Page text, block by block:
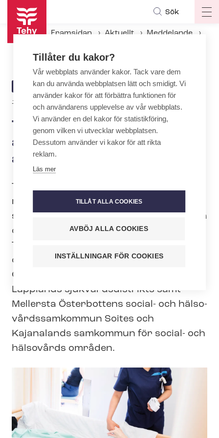
Hoppa
huvudinnehåll
Sök
Framsidan Aktuellt
Meddelande
ARTICLE
CATEGORY
MEDDELANDE
10.2.2020 | 10:00
Tehy och SuPer utlyser en
ansökningsblockad mot
andelslag i norra Finland
Tehy och SuPer har utlyst en blockad
mot andelslaget Pohjois-Suomen
sosiaali- ja terveydenhuollon osuuskunta
och dess dotterbolag. Bland annat
Tervia Osaajat Oy producerar social-
och häl­so­vårds­tjäns­ter inom Norra
Österbottens, Länsi-Pohja och
Lapplands sjuk­vårds­di­strikts samt
Mellersta Österbottens social- och häl­so­
vårds­sam­kom­mun Soites och
Kajanalands samkommun för social- och
hälsovårds områden.
Tillåter du kakor?
Vår webbplats använder kakor. Tack vare dem
kan du använda webbplatsen lätt och smidigt. Vi
använder kakor för att förbättra funktionen för
och användarens upplevelse av vår webbplats.
Vi använder en del kakor för statistikföring,
genom vilken vi utvecklar webbplatsen.
Dessutom använder vi kakor för att rikta
reklam.
Läs mer
TILLÅT ALLA COOKIES
AVBÖJ ALLA COOKIES
INSTÄLLNINGAR FÖR COOKIES